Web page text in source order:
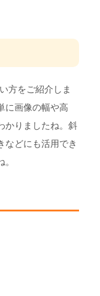
方をご紹介しま
に画像の幅や高
かりましたね。斜
などにも活用でき